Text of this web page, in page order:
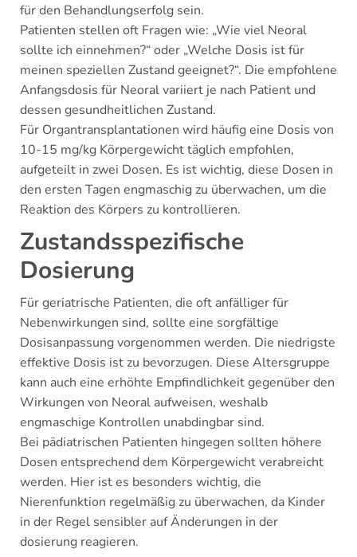
für den Behandlungserfolg sein.
Patienten stellen oft Fragen wie: „Wie viel Neoral
sollte ich einnehmen?“ oder „Welche Dosis ist für
meinen speziellen Zustand geeignet?“. Die empfohlene
Anfangsdosis für Neoral variiert je nach Patient und
dessen gesundheitlichen Zustand.
Für Organtransplantationen wird häufig eine Dosis von
10-15 mg/kg Körpergewicht täglich empfohlen,
aufgeteilt in zwei Dosen. Es ist wichtig, diese Dosen in
den ersten Tagen engmaschig zu überwachen, um die
Reaktion des Körpers zu kontrollieren.
Zustandsspezifische
Dosierung
Für geriatrische Patienten, die oft anfälliger für
Nebenwirkungen sind, sollte eine sorgfältige
Dosisanpassung vorgenommen werden. Die niedrigste
effektive Dosis ist zu bevorzugen. Diese Altersgruppe
kann auch eine erhöhte Empfindlichkeit gegenüber den
Wirkungen von Neoral aufweisen, weshalb
engmaschige Kontrollen unabdingbar sind.
Bei pädiatrischen Patienten hingegen sollten höhere
Dosen entsprechend dem Körpergewicht verabreicht
werden. Hier ist es besonders wichtig, die
Nierenfunktion regelmäßig zu überwachen, da Kinder
in der Regel sensibler auf Änderungen in der
dosierung reagieren.